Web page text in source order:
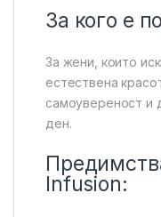
За кого е
За жени, които
естествена
самоувереност и
ден.
Infusion: